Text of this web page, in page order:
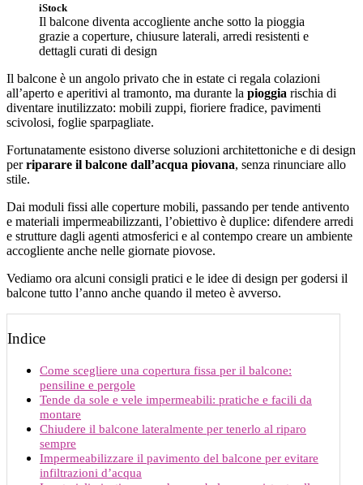
iStock
Il balcone diventa accogliente anche sotto la pioggia
grazie a coperture, chiusure laterali, arredi resistenti e
dettagli curati di design
Il balcone è un angolo privato che in estate ci regala colazioni
all’aperto e aperitivi al tramonto, ma durante la pioggia rischia di
diventare inutilizzato: mobili zuppi, fioriere fradice, pavimenti
scivolosi, foglie sparpagliate.
Fortunatamente esistono diverse soluzioni architettoniche e di design
perriparare il balcone dall’acqua piovana, senza rinunciare allo
stile.
Dai moduli fissi alle coperture mobili, passando per tende antivento
e materiali impermeabilizzanti, l’obiettivo è duplice: difendere arredi
e strutture dagli agenti atmosferici e al contempo creare un ambiente
accogliente anche nelle giornate piovose.
Vediamo ora alcuni consigli pratici e le idee di design per godersi il
balcone tutto l’anno anche quando il meteo è avverso.
Indice
Come scegliere una copertura fissa per il balcone:
pensiline e pergole
Tende da sole e vele impermeabili: pratiche e facili da
montare
Chiudere il balcone lateralmente per tenerlo al riparo
sempre
Impermeabilizzare il pavimento del balcone per evitare
infiltrazioni d’acqua